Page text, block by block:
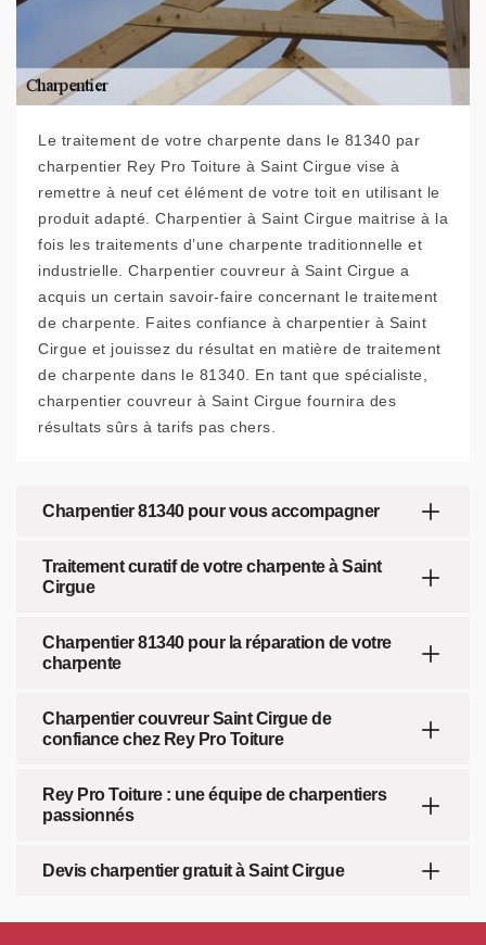
Le traitement de votre charpente dans le 81340 par
charpentier Rey Pro Toiture à Saint Cirgue vise à
remettre à neuf cet élément de votre toit en utilisant le
produit adapté. Charpentier à Saint Cirgue maitrise à la
fois les traitements d’une charpente traditionnelle et
industrielle. Charpentier couvreur à Saint Cirgue a
acquis un certain savoir-faire concernant le traitement
de charpente. Faites confiance à charpentier à Saint
Cirgue et jouissez du résultat en matière de traitement
de charpente dans le 81340. En tant que spécialiste,
charpentier couvreur à Saint Cirgue fournira des
résultats sûrs à tarifs pas chers.
Charpentier 81340 pour vous accompagner
Traitement curatif de votre charpente à Saint
Cirgue
Charpentier 81340 pour la réparation de votre
charpente
Charpentier couvreur Saint Cirgue de
confiance chez Rey Pro Toiture
Rey Pro Toiture : une équipe de charpentiers
passionnés
Devis charpentier gratuit à Saint Cirgue